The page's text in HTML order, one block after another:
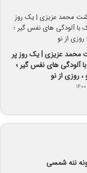
محمد عزیزی | یک روز پر
آلودگی های نفس گیر ؛
، روزی از نو
ننه شمسی